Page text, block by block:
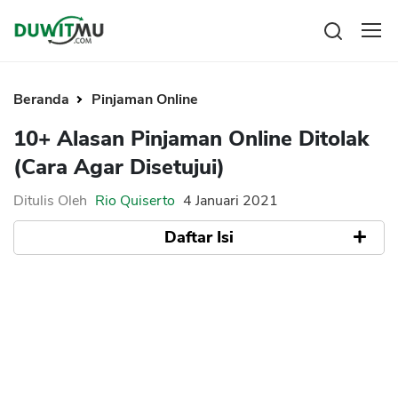
Reksadana
Saham
Bitcoin
Beranda Pinjaman Online
10+ Alasan Pinjaman Online Ditolak
(Cara Agar Disetujui)
Ditulis Oleh Rio Quiserto 4 Januari 2021
Daftar Isi